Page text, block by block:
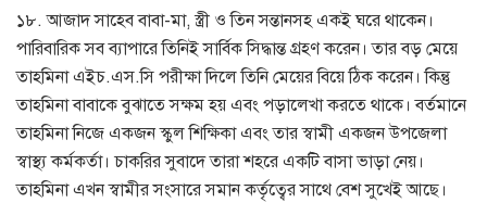
১৮. আজাদ সাহেব বাবা-মা, স্ত্রী ও তিন সন্তানসহ একই ঘরে থাকেন।
পারিবারিক সব ব্যাপারে তিনিই সার্বিক সিদ্ধান্ত গ্রহণ করেন। তার বড় মেয়ে
তাহমিনা এইচ.এস.সি পরীক্ষা দিলে তিনি মেয়ের বিয়ে ঠিক করেন। কিন্তু
তাহমিনা বাবাকে বুঝাতে সক্ষম হয় এবং পড়ালেখা করতে থাকে। বর্তমানে
তাহমিনা নিজে একজন স্কুল শিক্ষিকা এবং তার স্বামী একজন উপজেলা
স্বাস্থ্য কর্মকর্তা। চাকরির সুবাদে তারা শহরে একটি বাসা ভাড়া নেয়।
তাহমিনা এখন স্বামীর সংসারে সমান কর্তৃত্বের সাথে বেশ সুখেই আছে।